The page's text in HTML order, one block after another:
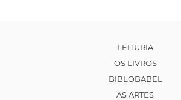
LEITURIA
OS LIVROS
BIBLOBABEL
AS ARTES